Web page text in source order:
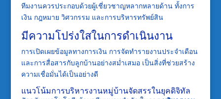
ทีมงานควรประกอบด้วยผู้เชี่ยวชาญหลากหลายด้าน ทั้งการ
เงิน กฎหมาย วิศวกรรม และการบริหารทรัพย์สิน
มีความโปร่งใสในการดำเนินงาน
การเปิดเผยข้อมูลทางการเงิน การจัดทำรายงานประจำเดือน
และการสื่อสารกับลูกบ้านอย่างสม่ำเสมอ เป็นสิ่งที่ช่วยสร้าง
ความเชื่อมั่นได้เป็นอย่างดี
แนวโน้มการบริหารงานหมู่บ้านจัดสรรในยุคดิจิทัล